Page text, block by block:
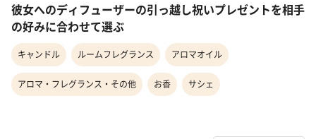
彼女へのディフューザーの引っ越し祝いプレゼントを相手
の好みに合わせて選ぶ
キャンドル ルームフレグランス アロマオイル
アロマ・フレグランス・その他 お香 サシェ